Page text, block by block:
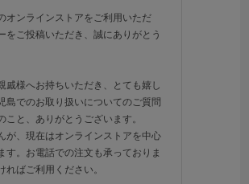
オンラインストアをご利用いただ
をご投稿いただき、誠にありがとう
戚様へお持ちいただき、とても嬉し
島でのお取り扱いについてのご質問
こと、ありがとうございます。
が、現在はオンラインストアを中心
す。お電話での注文も承っておりま
ればご利用ください。